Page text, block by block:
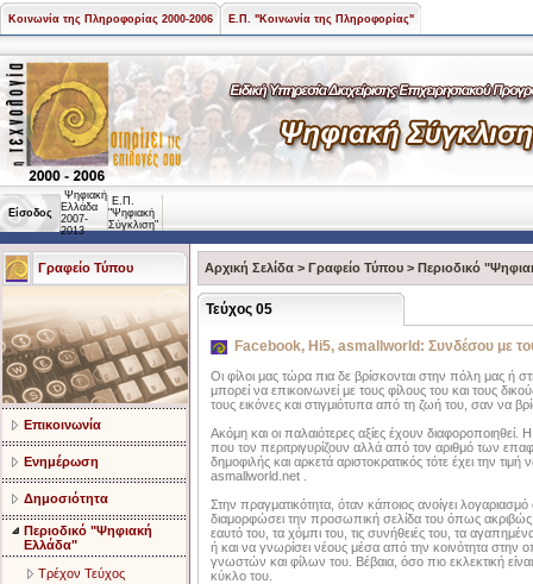
Κοινωνία της Πληροφορίας 2000-2006 Ε.Π. "Κοινωνία της Πληροφορίας"
Είσοδος
Ψηφιακή
Ελλάδα
2007-
2013
Ε.Π.
"Ψηφιακή
Σύγκλιση"
Γραφείο Τύπου
Επικοινωνία
Ενημέρωση
Δημοσιότητα
Περιοδικό "Ψηφιακή
Ελλάδα"
Τρέχον Τεύχος
Αρχική Σελίδα > Γραφείο Τύπου > Περιοδικό
Τεύχος 05
Facebook, Hi5, asmallworld: Συνδέσου με
Οι φίλοι μας τώρα πια δε βρίσκονται στην πόλη μας ή
μπορεί να επικοινωνεί με τους φίλους του και τους
τους εικόνες και στιγμιότυπα από τη ζωή του, σαν να
Ακόμη και οι παλαιότερες αξίες έχουν
που τον περιτριγυρίζουν αλλά από τον αριθμό των
δημοφιλής και αρκετά αριστοκρατικός τότε έχει την
asmallworld.net .
Στην πραγματικότητα, όταν κάποιος ανοίγει λογαριασμό
διαμορφώσει την προσωπική σελίδα του όπως ακριβώς
εαυτό του, τα χόμπι του, τις συνήθειές του, τα
ή και να γνωρίσει νέους μέσα από την κοινότητα στην
γνωστών και φίλων του. Βέβαια, όσο πιο εκλεκτική
κύκλο του.